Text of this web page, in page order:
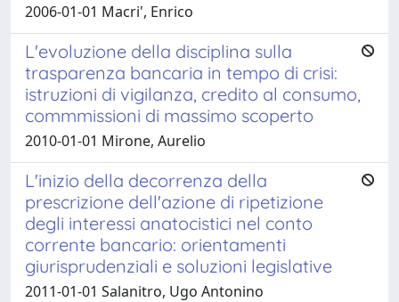
2006-01-01 Macri', Enrico
L'evoluzione della disciplina sulla
trasparenza bancaria in tempo di crisi:
istruzioni di vigilanza, credito al consumo,
commmissioni di massimo scoperto
2010-01-01 Mirone, Aurelio
L'inizio della decorrenza della
prescrizione dell'azione di ripetizione
degli interessi anatocistici nel conto
corrente bancario: orientamenti
giurisprudenziali e soluzioni legislative
2011-01-01 Salanitro, Ugo Antonino